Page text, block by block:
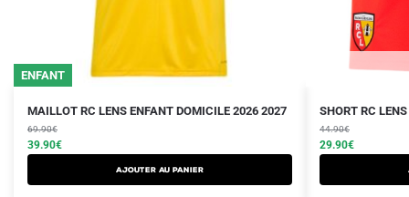
ENFANT
MAILLOT RC LENS ENFANT DOMICILE 2026 2027
69.90€
Le
prix
initial
était :
39.90€
Le
prix
actuel
est :
AJOUTER AU PANIER
Ce
produit
a
SHORT RC
44.90€
Le
prix
initial
était :
29.90€
Le
prix
actuel
est :
Ce
produit
a